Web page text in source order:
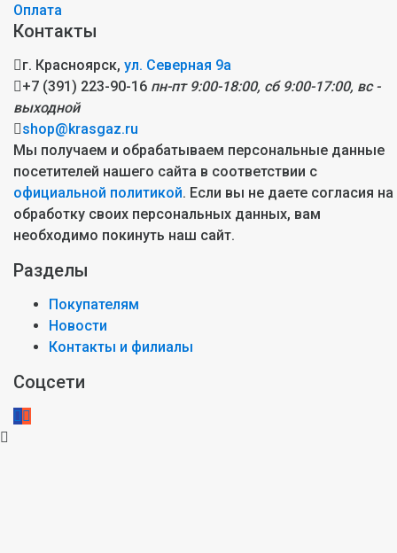
Оплата
Контакты
г. Красноярск, ул. Северная 9а
+7 (391) 223-90-16 пн-пт 9:00-18:00, сб 9:00-17:00, вс -
выходной
shop@krasgaz.ru
Мы получаем и обрабатываем персональные данные
посетителей нашего сайта в соответствии с
официальной политикой. Если вы не даете согласия на
обработку своих персональных данных, вам
необходимо покинуть наш сайт.
Разделы
Покупателям
Новости
Контакты и филиалы
Соцсети